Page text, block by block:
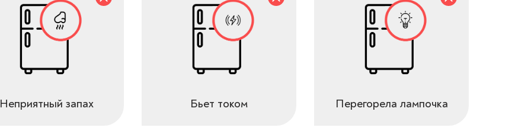
Неприятный запах Бьет током Перегорела лампочка